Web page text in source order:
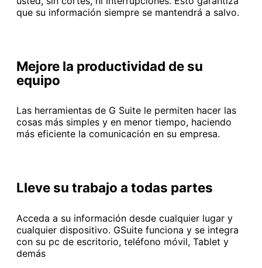
que su información siempre se mantendrá a salvo.
Mejore la productividad de su
equipo
Las herramientas de G Suite le permiten hacer las
cosas más simples y en menor tiempo, haciendo
más eficiente la comunicación en su empresa.
Lleve su trabajo a todas partes
Acceda a su información desde cualquier lugar y
cualquier dispositivo. GSuite funciona y se integra
con su pc de escritorio, teléfono móvil, Tablet y
demás